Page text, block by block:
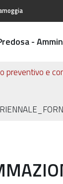
-
preventivo e